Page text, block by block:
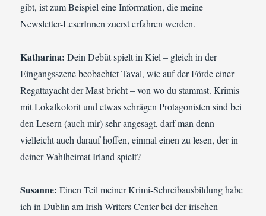
gibt, ist zum Beispiel eine Information, die meine
Newsletter-LeserInnen zuerst erfahren werden.
Katharina: Dein Debüt spielt in Kiel – gleich in der
Eingangsszene beobachtet Taval, wie auf der Förde einer
Regattayacht der Mast bricht – von wo du stammst. Krimis
mit Lokalkolorit und etwas schrägen Protagonisten sind bei
den Lesern (auch mir) sehr angesagt, darf man denn
vielleicht auch darauf hoffen, einmal einen zu lesen, der in
deiner Wahlheimat Irland spielt?
Susanne: Einen Teil meiner Krimi-Schreibausbildung habe
ich in Dublin am Irish Writers Center bei der irischen